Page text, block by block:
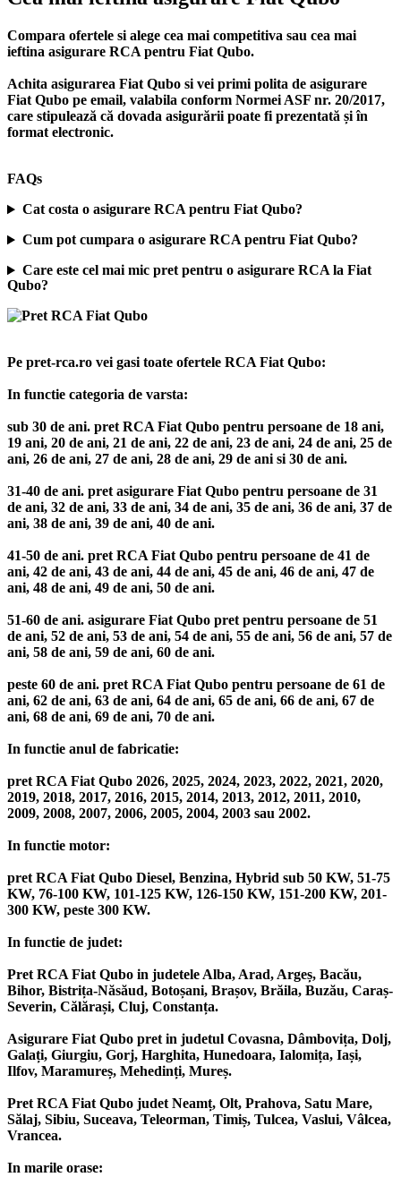
Compara ofertele si alege cea mai competitiva sau cea mai
ieftina asigurare RCA pentru Fiat Qubo.
Achita asigurarea Fiat Qubo si vei primi polita de asigurare
Fiat Qubo pe email, valabila conform Normei ASF nr. 20/2017,
care stipulează că dovada asigurării poate fi prezentată și în
format electronic.
FAQs
Cat costa o asigurare RCA pentru Fiat Qubo?
Cum pot cumpara o asigurare RCA pentru Fiat Qubo?
Care este cel mai mic pret pentru o asigurare RCA la Fiat
Qubo?
Pe pret-rca.ro vei gasi toate ofertele RCA Fiat Qubo:
In functie categoria de varsta:
sub 30 de ani. pret RCA Fiat Qubo pentru persoane de 18 ani,
19 ani, 20 de ani, 21 de ani, 22 de ani, 23 de ani, 24 de ani, 25 de
ani, 26 de ani, 27 de ani, 28 de ani, 29 de ani si 30 de ani.
31-40 de ani. pret asigurare Fiat Qubo pentru persoane de 31
de ani, 32 de ani, 33 de ani, 34 de ani, 35 de ani, 36 de ani, 37 de
ani, 38 de ani, 39 de ani, 40 de ani.
41-50 de ani. pret RCA Fiat Qubo pentru persoane de 41 de
ani, 42 de ani, 43 de ani, 44 de ani, 45 de ani, 46 de ani, 47 de
ani, 48 de ani, 49 de ani, 50 de ani.
51-60 de ani. asigurare Fiat Qubo pret pentru persoane de 51
de ani, 52 de ani, 53 de ani, 54 de ani, 55 de ani, 56 de ani, 57 de
ani, 58 de ani, 59 de ani, 60 de ani.
peste 60 de ani. pret RCA Fiat Qubo pentru persoane de 61 de
ani, 62 de ani, 63 de ani, 64 de ani, 65 de ani, 66 de ani, 67 de
ani, 68 de ani, 69 de ani, 70 de ani.
In functie anul de fabricatie:
pret RCA Fiat Qubo 2026, 2025, 2024, 2023, 2022, 2021, 2020,
2019, 2018, 2017, 2016, 2015, 2014, 2013, 2012, 2011, 2010,
2009, 2008, 2007, 2006, 2005, 2004, 2003 sau 2002.
In functie motor:
pret RCA Fiat Qubo Diesel, Benzina, Hybrid sub 50 KW, 51-75
KW, 76-100 KW, 101-125 KW, 126-150 KW, 151-200 KW, 201-
300 KW, peste 300 KW.
In functie de judet:
Pret RCA Fiat Qubo in judetele Alba, Arad, Argeș, Bacău,
Bihor, Bistrița-Năsăud, Botoșani, Brașov, Brăila, Buzău, Caraș-
Severin, Călărași, Cluj, Constanța.
Asigurare Fiat Qubo pret in judetul Covasna, Dâmbovița, Dolj,
Galați, Giurgiu, Gorj, Harghita, Hunedoara, Ialomița, Iași,
Ilfov, Maramureș, Mehedinți, Mureș.
Pret RCA Fiat Qubo judet Neamț, Olt, Prahova, Satu Mare,
Sălaj, Sibiu, Suceava, Teleorman, Timiș, Tulcea, Vaslui, Vâlcea,
Vrancea.
In marile orase: